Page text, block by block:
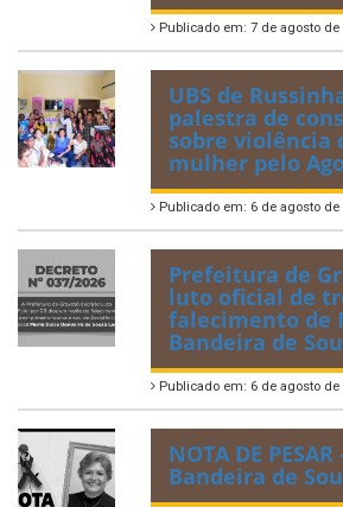
Publicado em: 7 de agosto de
UBS de
palestra de
sobre violência
mulher pelo
Publicado em: 6 de agosto de
Prefeitura de
luto oficial de
falecimento de
Bandeira de
Publicado em: 6 de agosto de
NOTA DE
Bandeira de